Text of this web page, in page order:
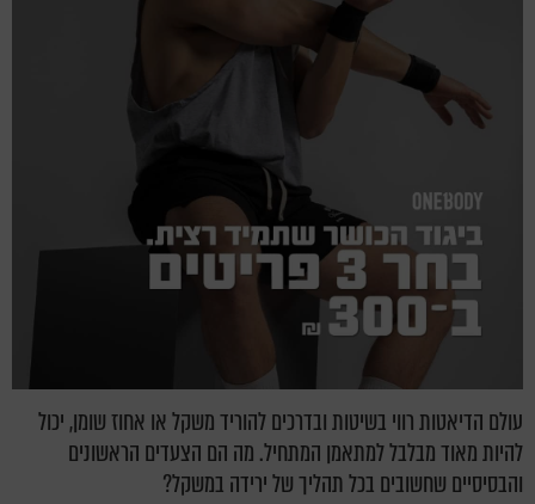
עולם הדיאטות רווי בשיטות ובדרכים להוריד משקל או אחוז שומן, יכול
להיות מאוד מבלבל למתאמן המתחיל. מה הם הצעדים הראשונים
והבסיסיים שחשובים בכל תהליך של ירידה במשקל?